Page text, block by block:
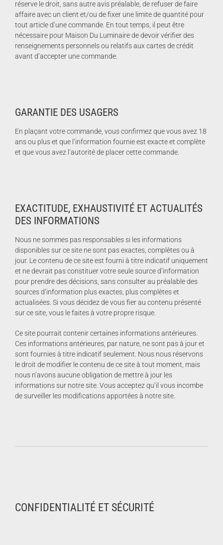
réserve le droit, sans autre avis préalable, de refuser de faire
affaire avec un client et/ou de fixer une limite de quantité pour
tout article d’une commande. En tout temps, il peut être
nécessaire pour Maison Du Luminaire de devoir vérifier des
renseignements personnels ou relatifs aux cartes de crédit
avant d’accepter une commande.
GARANTIE DES USAGERS
En plaçant votre commande, vous confirmez que vous avez 18
ans ou plus et que l’information fournie est exacte et complète
et que vous avez l’autorité de placer cette commande.
EXACTITUDE, EXHAUSTIVITÉ ET ACTUALITÉS
DES INFORMATIONS
Nous ne sommes pas responsables si les informations
disponibles sur ce site ne sont pas exactes, complètes ou à
jour. Le contenu de ce site est fourni à titre indicatif uniquement
et ne devrait pas constituer votre seule source d’information
pour prendre des décisions, sans consulter au préalable des
sources d’information plus exactes, plus complètes et
actualisées. Si vous décidez de vous fier au contenu présenté
sur ce site, vous le faites à votre propre risque.
Ce site pourrait contenir certaines informations antérieures.
Ces informations antérieures, par nature, ne sont pas à jour et
sont fournies à titre indicatif seulement. Nous nous réservons
le droit de modifier le contenu de ce site à tout moment, mais
nous n’avons aucune obligation de mettre à jour les
informations sur notre site. Vous acceptez qu’il vous incombe
de surveiller les modifications apportées à notre site.
CONFIDENTIALITÉ ET SÉCURITÉ